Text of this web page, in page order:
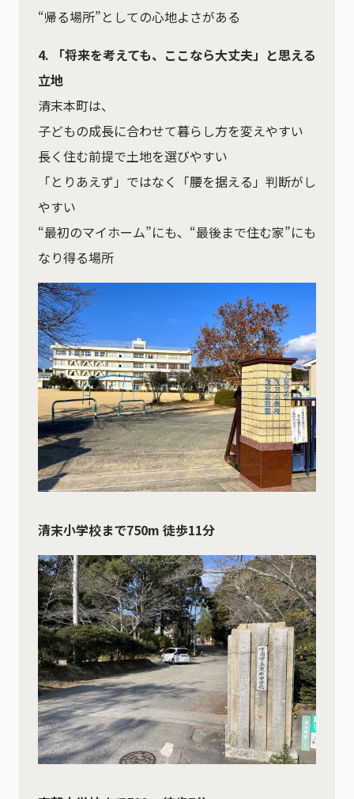
“帰る場所”としての心地よさがある
4. 「将来を考えても、ここなら大丈夫」と思える
立地
清末本町は、
子どもの成長に合わせて暮らし方を変えやすい
長く住む前提で土地を選びやすい
「とりあえず」ではなく「腰を据える」判断がし
やすい
“最初のマイホーム”にも、“最後まで住む家”にも
なり得る場所
清末小学校まで750m 徒歩11分